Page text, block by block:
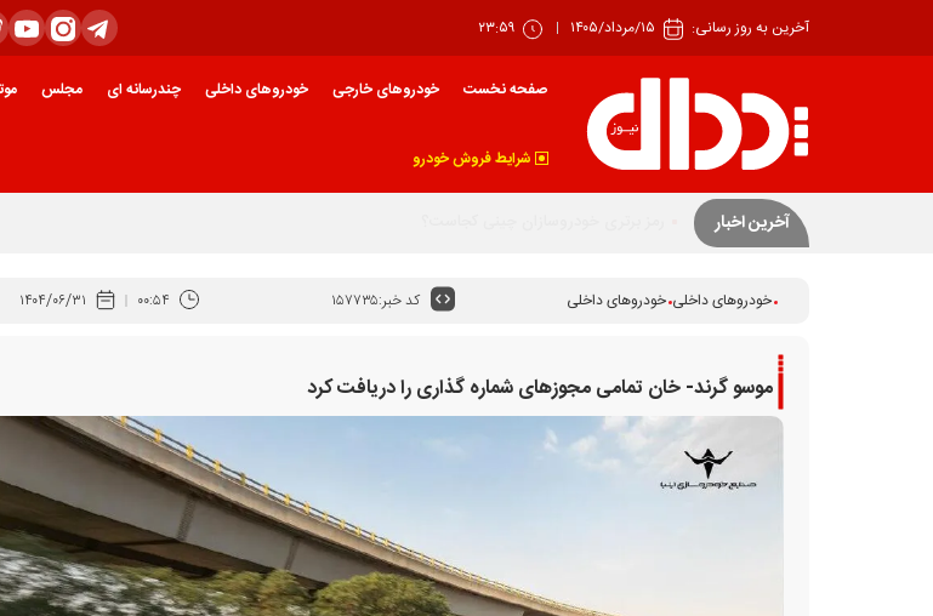
آخرین به روز رسانی: ۱۵/مرداد/۱۴۰۵ ۲۳:۵۹
صفحه نخست خودروهای خارجی خودروهای داخلی چندرسانه ای مجلس
شرایط فروش خودرو
آخرین اخبار
خودروهای داخلی خودروهای داخلی کد خبر:۱۵۷۷۳۵ ۰۰:۵۴ ۱۴۰۴/۰۶/۳۱
موسو گرند- خان تمامی مجوز‌های شماره گذاری را دریافت کرد